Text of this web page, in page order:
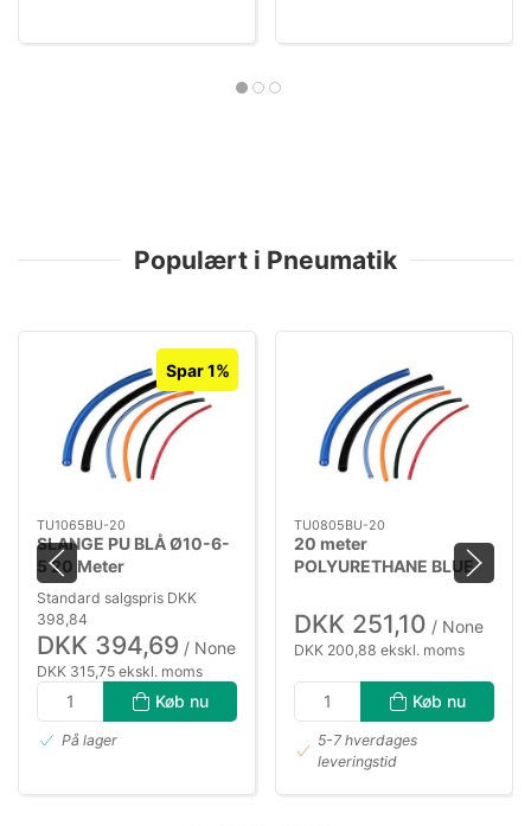
Populært i Pneumatik
Spar 1%
TU1065BU-20
SLANGE PU BLÅ Ø10-6-
5 20 Meter
Standard salgspris DKK
398,84
DKK 394,69 / None
DKK 315,75 ekskl. moms
Køb nu
På lager
TU0805BU-20
20 meter
POLYURETHANE BLUE
DKK 251,10 / None
DKK 200,88 ekskl. moms
Køb nu
5-7 hverdages
leveringstid